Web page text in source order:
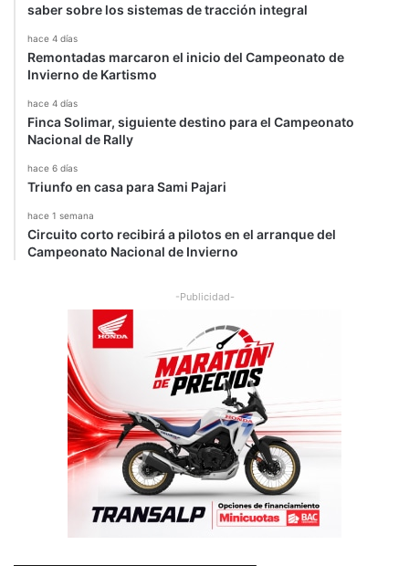
saber sobre los sistemas de tracción integral
hace 4 días
Remontadas marcaron el inicio del Campeonato de
Invierno de Kartismo
hace 4 días
Finca Solimar, siguiente destino para el Campeonato
Nacional de Rally
hace 6 días
Triunfo en casa para Sami Pajari
hace 1 semana
Circuito corto recibirá a pilotos en el arranque del
Campeonato Nacional de Invierno
-Publicidad-